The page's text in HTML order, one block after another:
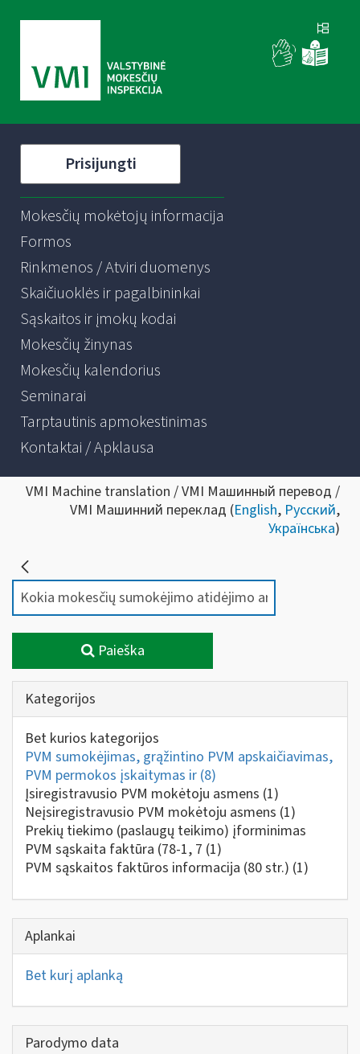
Prisijungti
Mokesčių mokėtojų informacija
Formos
Rinkmenos / Atviri duomenys
Skaičiuoklės ir pagalbininkai
Sąskaitos ir įmokų kodai
Mokesčių žinynas
Mokesčių kalendorius
Seminarai
Tarptautinis apmokestinimas
Kontaktai / Apklausa
VMI Machine translation / VMI Машинный перевод /
VMI Машинний переклад (English, Русский,
Українська)
Paieška
Kategorijos
Bet kurios kategorijos
PVM sumokėjimas, grąžintino PVM apskaičiavimas,
PVM permokos įskaitymas ir (8)
Įsiregistravusio PVM mokėtoju asmens (1)
Neįsiregistravusio PVM mokėtoju asmens (1)
Prekių tiekimo (paslaugų teikimo) įforminimas
PVM sąskaita faktūra (78-1, 7 (1)
PVM sąskaitos faktūros informacija (80 str.) (1)
Aplankai
Bet kurį aplanką
Parodymo data